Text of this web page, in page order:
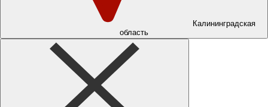
Калининградская
область